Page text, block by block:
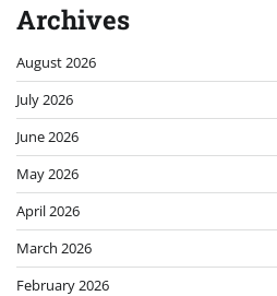
Archives
August 2026
July 2026
June 2026
May 2026
April 2026
March 2026
February 2026